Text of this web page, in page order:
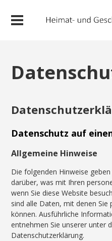
Datenschutz auf
Allgemeine Hinweise
Die folgenden Hinweise
darüber, was mit Ihren
wenn Sie diese Website
sind alle Daten, mit denen
können. Ausführliche
entnehmen Sie unserer unter
Datenschutzerklärung.